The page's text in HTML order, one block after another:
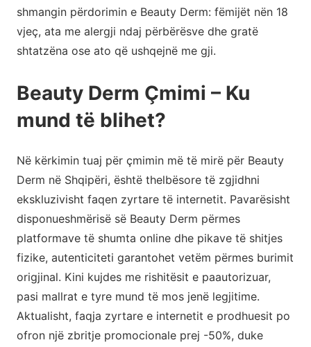
shmangin përdorimin e Beauty Derm: fëmijët nën 18
vjeç, ata me alergji ndaj përbërësve dhe gratë
shtatzëna ose ato që ushqejnë me gji.
Beauty Derm Çmimi – Ku
mund të blihet?
Në kërkimin tuaj për çmimin më të mirë për Beauty
Derm në Shqipëri, është thelbësore të zgjidhni
ekskluzivisht faqen zyrtare të internetit. Pavarësisht
disponueshmërisë së Beauty Derm përmes
platformave të shumta online dhe pikave të shitjes
fizike, autenticiteti garantohet vetëm përmes burimit
origjinal. Kini kujdes me rishitësit e paautorizuar,
pasi mallrat e tyre mund të mos jenë legjitime.
Aktualisht, faqja zyrtare e internetit e prodhuesit po
ofron një zbritje promocionale prej -50%, duke